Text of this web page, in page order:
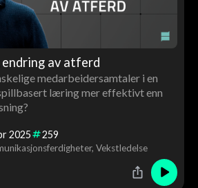
av atferd
medarbeidersamtaler i en
læring mer effektivt enn
2025 259
Vekstledelse